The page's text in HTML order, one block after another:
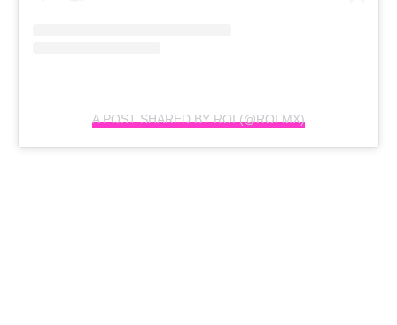
A POST SHARED BY ROI (@ROI.MX)